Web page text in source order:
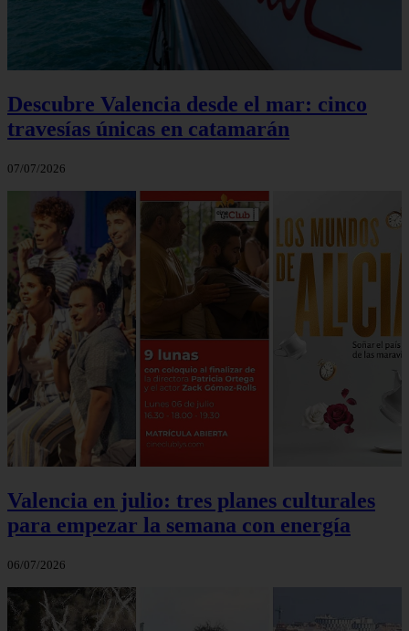
Descubre Valencia desde el mar: cinco
travesías únicas en catamarán
07/07/2026
Valencia en julio: tres planes culturales
para empezar la semana con energía
06/07/2026